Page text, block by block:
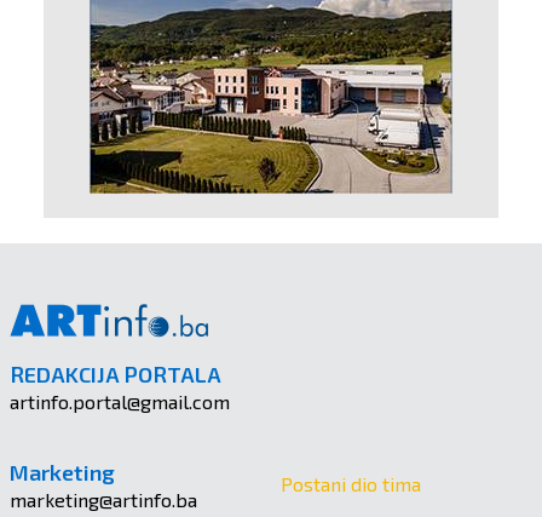
REDAKCIJA PORTALA
artinfo.portal@gmail.com
Marketing
marketing@artinfo.ba
Postani dio tima